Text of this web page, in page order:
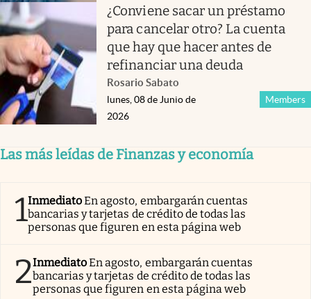
¿Conviene sacar un préstamo
para cancelar otro? La cuenta
que hay que hacer antes de
refinanciar una deuda
Rosario Sabato
Members
lunes, 08 de Junio de
2026
Las más leídas de Finanzas y economía
1InmediatoEn agosto, embargarán cuentas
bancarias y tarjetas de crédito de todas las
personas que figuren en esta página web
2InmediatoEn agosto, embargarán cuentas
bancarias y tarjetas de crédito de todas las
personas que figuren en esta página web